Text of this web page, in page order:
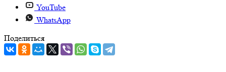
YouTube
WhatsApp
Поделиться